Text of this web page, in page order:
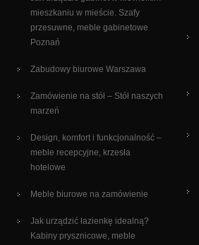
mieszkaniu w mieście. Szafy
przesuwne, meble gabinetowe
Poznań
Zabudowy biurowe Warszawa
Zamówienie na stół – Stół naszych
marzeń
Design, komfort i funkcjonalność –
meble recepcyjne, krzesła
hotelowe
Meble biurowe na zamówienie
Jak urządzić łazienkę idealną?
Kabiny prysznicowe, meble